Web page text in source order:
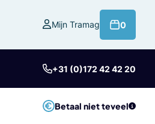
Mijn Tramag
0
+31 (0)172 42 42 20
Betaal niet teveel